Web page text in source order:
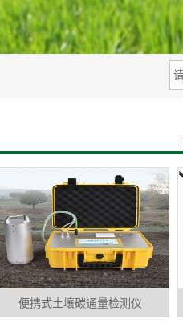
便携式土壤碳通量检测仪